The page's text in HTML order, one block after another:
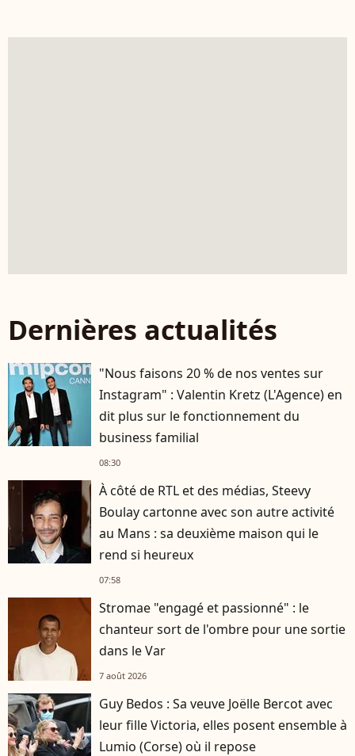
Dernières actualités
"Nous faisons 20 % de nos ventes sur
Instagram" : Valentin Kretz (L'Agence) en
dit plus sur le fonctionnement du
business familial
08:30
À côté de RTL et des médias, Steevy
Boulay cartonne avec son autre activité
au Mans : sa deuxième maison qui le
rend si heureux
07:58
Stromae "engagé et passionné" : le
chanteur sort de l'ombre pour une sortie
dans le Var
7 août 2026
Guy Bedos : Sa veuve Joëlle Bercot avec
leur fille Victoria, elles posent ensemble à
Lumio (Corse) où il repose